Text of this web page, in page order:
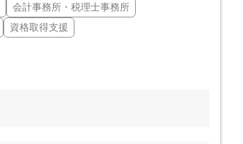
会計事務所・税理士事務所
資格取得支援